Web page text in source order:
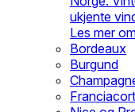
ukjente
Les mer
Bordeaux
Burgund